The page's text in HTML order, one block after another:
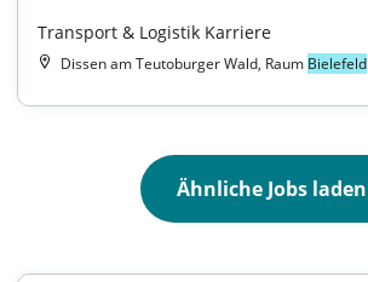
Transport & Logistik Karriere
Dissen am Teutoburger Wald, Raum Bielefeld
Ähnliche Jobs laden